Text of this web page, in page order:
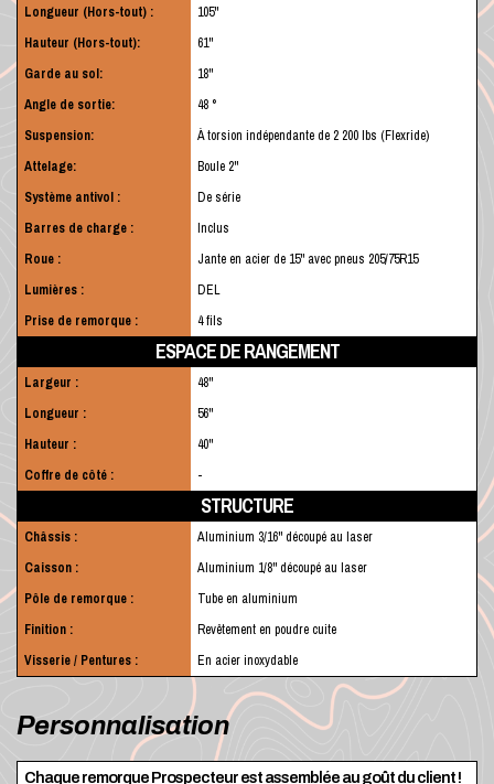
Longueur (Hors-tout) :
105"
Hauteur (Hors-tout):
61"
Garde au sol:
18"
Angle de sortie:
48 °
Suspension:
À torsion indépendante de 2 200 lbs (Flexride)
Attelage:
Boule 2"
Système antivol :
De série
Barres de charge :
Inclus
Roue :
Jante en acier de 15" avec pneus 205/75R15
Lumières :
DEL
Prise de remorque :
4 fils
ESPACE DE RANGEMENT
Largeur :
48"
Longueur :
56"
Hauteur :
40"
Coffre de côté :
-
STRUCTURE
Châssis :
Aluminium 3/16" découpé au laser
Caisson :
Aluminium 1/8" découpé au laser
Pôle de remorque :
Tube en aluminium
Finition :
Revêtement en poudre cuite
Visserie / Pentures :
En acier inoxydable
Personnalisation
Chaque remorque Prospecteur est assemblée au goût du client !